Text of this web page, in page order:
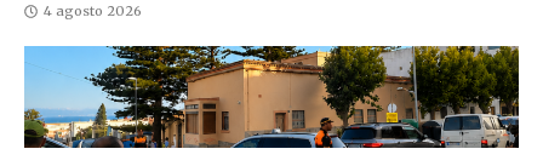
4 agosto 2026